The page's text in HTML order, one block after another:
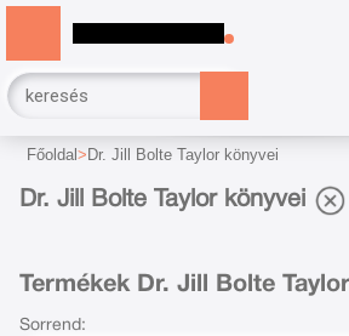
Főoldal Dr. Jill Bolte Taylor könyvei
Dr. Jill Bolte Taylor könyvei
Termékek Dr. Jill Bolte
Sorrend: